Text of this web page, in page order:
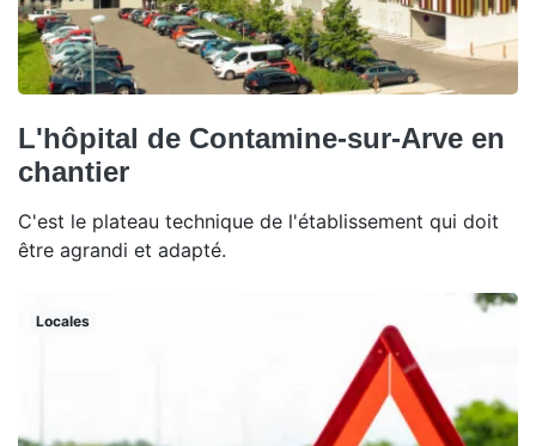
L'hôpital de Contamine-sur-Arve en
chantier
C'est le plateau technique de l'établissement qui doit
être agrandi et adapté.
Locales